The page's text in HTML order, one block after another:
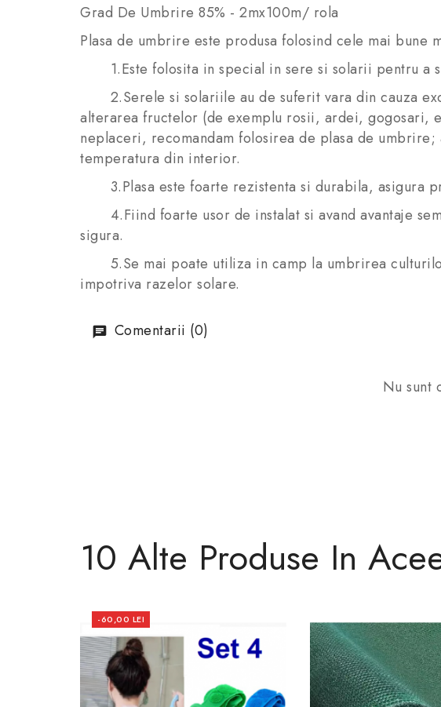
Grad De Umbrire 85% - 2mx100m/ rola
Plasa de umbrire este produsa folosind cele mai
1.Este folosita in special in sere si solarii pentru a
2.Serele si solariile au de suferit vara din cauza
alterarea fructelor (de exemplu rosii, ardei, gogosari,
neplaceri, recomandam folosirea de plasa de
temperatura din interior.
3.Plasa este foarte rezistenta si durabila, asigura
4.Fiind foarte usor de instalat si avand avantaje
sigura.
5.Se mai poate utiliza in camp la umbrirea
impotriva razelor solare.
Comentarii (0)
Nu sunt
10 Alte Produse In
-60,00 LEI